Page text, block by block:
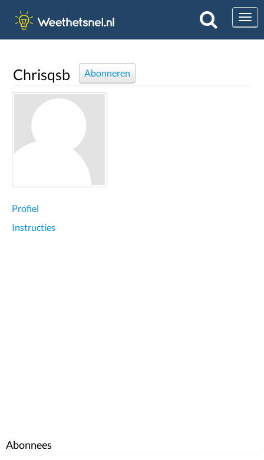
Chrisqsb Abonneren
Profiel
Instructies
Abonnees